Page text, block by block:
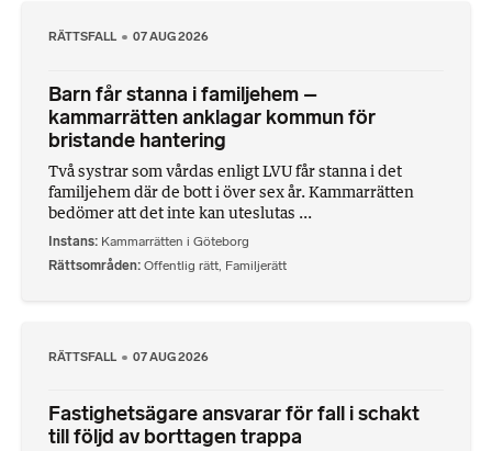
RÄTTSFALL 07 AUG 2026
Barn får stanna i familjehem –
kammarrätten anklagar kommun för
bristande hantering
Två systrar som vårdas enligt LVU får stanna i det
familjehem där de bott i över sex år. Kammarrätten
bedömer att det inte kan uteslutas ...
Instans Kammarrätten i Göteborg
Rättsområden Offentlig rätt, Familjerätt
RÄTTSFALL 07 AUG 2026
Fastighetsägare ansvarar för fall i schakt
till följd av borttagen trappa